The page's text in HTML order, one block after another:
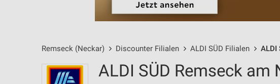
Remseck (Neckar) Discounter Filialen ALDI SÜD Filialen ALDI
ALDI SÜD Remseck am